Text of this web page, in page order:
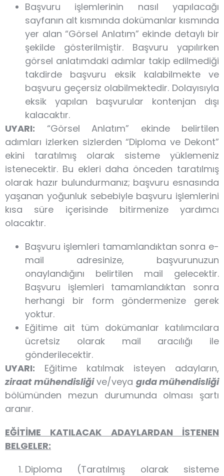
Başvuru işlemlerinin nasıl yapılacağı
sayfanın alt kısmında dokümanlar kısmında
yer alan “Görsel Anlatım” ekinde detaylı bir
şekilde gösterilmiştir. Başvuru yapılırken
görsel anlatımdaki adımlar takip edilmediği
takdirde başvuru eksik kalabilmekte ve
başvuru geçersiz olabilmektedir. Dolayısıyla
eksik yapılan başvurular kontenjan dışı
kalacaktır.
UYARI: “Görsel Anlatım” ekinde belirtilen
adımları izlerken sizlerden “Diploma ve Dekont”
ekini taratılmış olarak sisteme yüklemeniz
istenecektir. Bu ekleri daha önceden taratılmış
olarak hazır bulundurmanız; başvuru esnasında
yaşanan yoğunluk sebebiyle başvuru işlemlerini
kısa süre içerisinde bitirmenize yardımcı
olacaktır.
Başvuru işlemleri tamamlandıktan sonra e-
mail adresinize, başvurunuzun
onaylandığını belirtilen mail gelecektir.
Başvuru işlemleri tamamlandıktan sonra
herhangi bir form göndermenize gerek
yoktur.
Eğitime ait tüm dokümanlar katılımcılara
ücretsiz olarak mail aracılığı ile
gönderilecektir.
UYARI: Eğitime katılmak isteyen adayların,
ziraat mühendisliğive/veya gıda mühendisliği
bölümünden mezun durumunda olması şartı
aranır.
EĞİTİME KATILACAK ADAYLARDAN İSTENEN
BELGELER:
Diploma (Taratılmış olarak sisteme